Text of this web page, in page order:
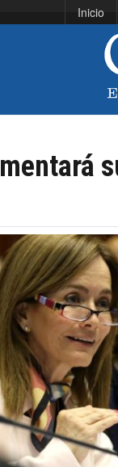
Inicio